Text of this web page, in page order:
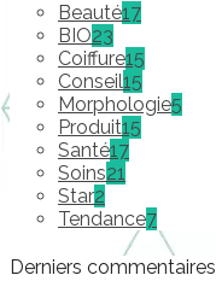
Beauté17
BIO23
Coiffure15
Conseil15
Morphologie5
Produit15
Santé17
Soins21
Star2
Tendance7
Derniers commentaires